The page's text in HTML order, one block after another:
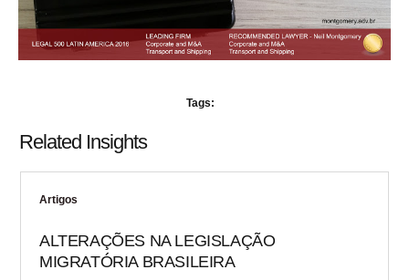
Tags:
Related Insights
Artigos
ALTERAÇÕES NA LEGISLAÇÃO
MIGRATÓRIA BRASILEIRA